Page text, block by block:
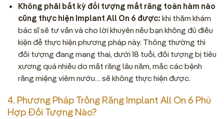
Không phải bất kỳ đối tượng mất răng toàn hàm nào
cũng thực hiện Implant All On 6 được: khi thăm khám
bác sĩ sẽ tư vấn và cho lời khuyên nếu bạn không đủ điều
kiện để thực hiện phương pháp này. Thông thường thì
đối tượng đang mang thai, dưới 18 tuổi, đối tượng bị tiêu
xương quá nhiều do mất răng lâu năm, mắc các bệnh
răng miệng viêm nướu… sẽ không thực hiện được.
4. Phương Pháp Trồng Răng Implant All On 6 Phù
Hợp Đối Tượng Nào?